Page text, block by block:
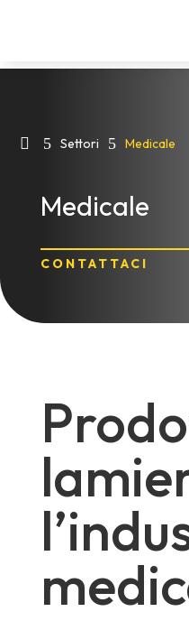
 5 Settori 5 Medicale
Medicale
CONTATTACI